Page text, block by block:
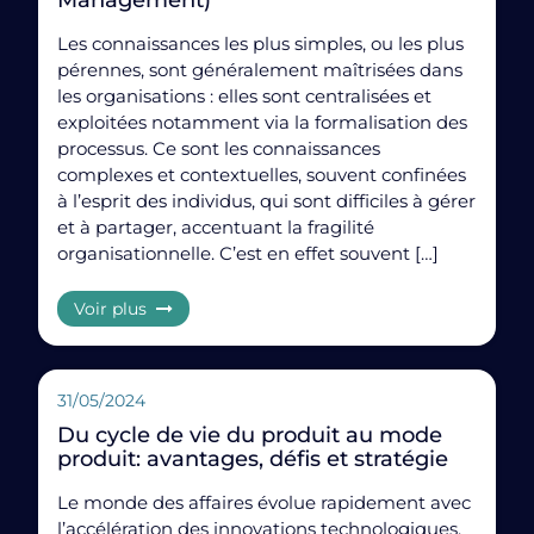
Les connaissances les plus simples, ou les plus
pérennes, sont généralement maîtrisées dans
les organisations : elles sont centralisées et
exploitées notamment via la formalisation des
processus. Ce sont les connaissances
complexes et contextuelles, souvent confinées
à l’esprit des individus, qui sont difficiles à gérer
et à partager, accentuant la fragilité
organisationnelle. C’est en effet souvent […]
Voir plus
31/05/2024
Du cycle de vie du produit au mode
produit: avantages, défis et stratégie
Le monde des affaires évolue rapidement avec
l’accélération des innovations technologiques.
métiers, multi-outils, ou lorsque les arbitrages
deviennent flous. L’expert externe apporte méthode,
recul et cohérence stratégique.
Partager :